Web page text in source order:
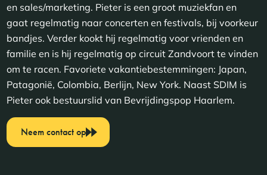
en sales/marketing. Pieter is een groot muziekfan en
gaat regelmatig naar concerten en festivals, bij voorkeur
bandjes. Verder kookt hij regelmatig voor vrienden en
familie en is hij regelmatig op circuit Zandvoort te vinden
om te racen. Favoriete vakantiebestemmingen: Japan,
Patagonië, Colombia, Berlijn, New York. Naast SDIM is
Pieter ook bestuurslid van Bevrijdingspop Haarlem.
Neem contact op